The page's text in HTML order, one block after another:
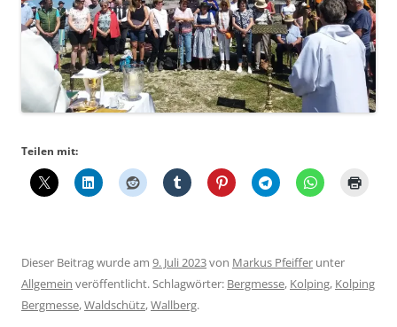
Teilen mit:
Dieser Beitrag wurde am 9. Juli 2023von Markus Pfeiffer unter
Allgemein veröffentlicht. Schlagwörter: Bergmesse, Kolping, Kolping
Bergmesse,Waldschütz,Wallberg.